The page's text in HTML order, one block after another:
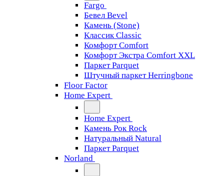
Fargo
Бевел Bevel
Камень (Stone)
Классик Classic
Комфорт Comfort
Комфорт Экстра Comfort XXL
Паркет Parquet
Штучный паркет Herringbone
Floor Factor
Home Expert
Home Expert
Камень Рок Rock
Натуральный Natural
Паркет Parquet
Norland